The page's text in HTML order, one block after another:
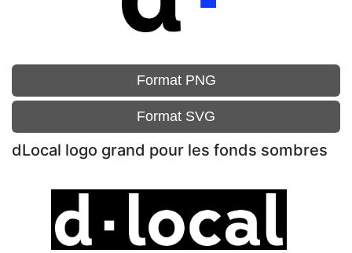
Format PNG
Format SVG
dLocal logo grand pour les fonds sombres